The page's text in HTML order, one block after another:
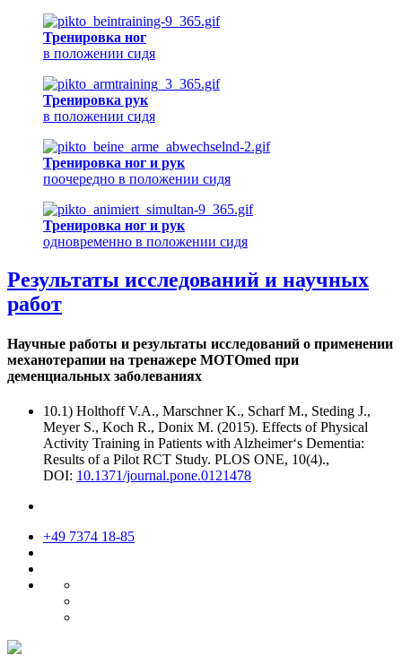
Тренировка ног
в положении сидя
Тренировка рук
в положении сидя
Тренировка ног и рук
поочередно в положении сидя
Тренировка ног и рук
одновременно в положении сидя
Результаты исследований и научных
работ
Научные работы и результаты исследований о применении
механотерапии на тренажере MOTOmed при
деменциальных заболеваниях
10.1) Holthoff V.A., Marschner K., Scharf M., Steding J.,
Meyer S., Koch R., Donix M. (2015). Effects of Physical
Activity Training in Patients with Alzheimer‘s Dementia:
Results of a Pilot RCT Study. PLOS ONE, 10(4).,
DOI: 10.1371/journal.pone.0121478
+49 7374 18-85